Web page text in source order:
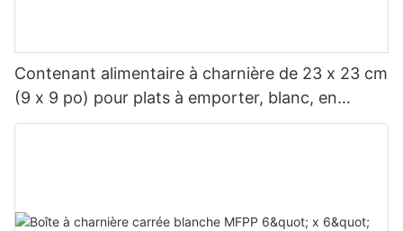
Contenant alimentaire à charnière de 23 x 23 cm
(9 x 9 po) pour plats à emporter, blanc, en
polypropylène renforcé de fibres de verre